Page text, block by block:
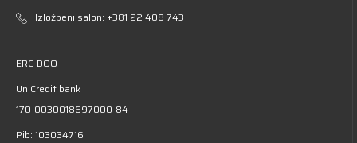
Izložbeni salon: +381 22 408 743
ERG DOO
UniCredit bank
170-0030018697000-84
Pib: 103034716